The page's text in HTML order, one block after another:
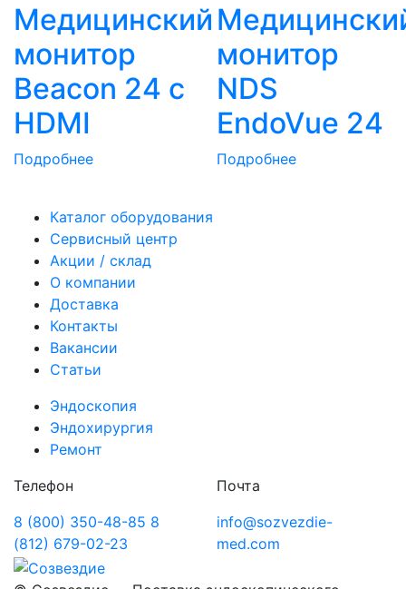
Медицинский
монитор
Beacon 24 с
HDMI
Подробнее
монитор
NDS
EndoVue 24
Подробнее
Каталог оборудования
Сервисный центр
Акции / склад
О компании
Доставка
Контакты
Вакансии
Статьи
Эндоскопия
Эндохирургия
Ремонт
Телефон
8 (800) 350-48-85 8
(812) 679-02-23
Почта
info@sozvezdie-
med.com